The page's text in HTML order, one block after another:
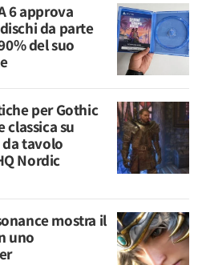
6 approva
da parte
del suo
per Gothic
classica su
tavolo
Nordic
mostra il
uno